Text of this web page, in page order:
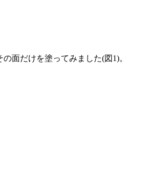
面だけを塗ってみました(図1)。